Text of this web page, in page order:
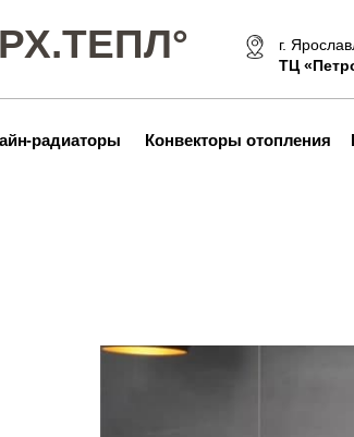
г.
ТЦ
радиаторы Конвекторы отопления